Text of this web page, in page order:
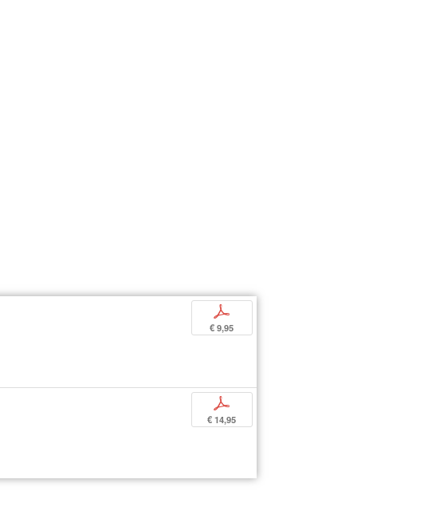
p
€ 9,95
p
€ 14,95